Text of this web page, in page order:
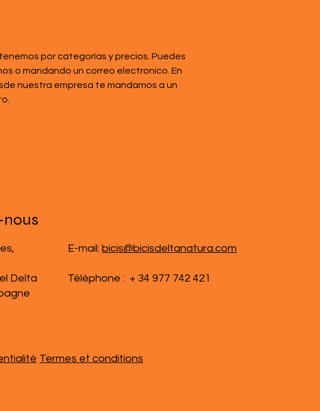
por categorías y precios. Puedes
o mandando un correo electronico. En
nuestra empresa te mandamos a un
E-mail: bicis@bicisdeltanatura.com
Téléphone : + 34 977 742 421
Delta
Termes et conditions